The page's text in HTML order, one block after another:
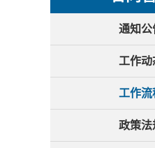
通知公
工作动
工作流
政策法